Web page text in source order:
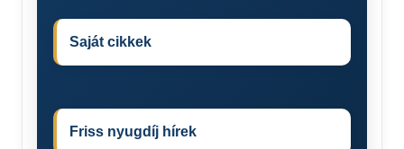
Saját cikkek
Friss nyugdíj hírek